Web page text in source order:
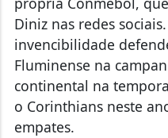
Diniz nas redes
invencibilidade
Fluminense na
continental na
o Corinthians neste
empates.